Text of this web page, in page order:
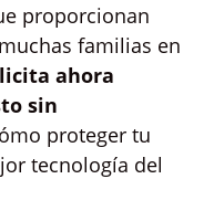
proporcionan
familias en
ahora
sin
proteger tu
tecnología del